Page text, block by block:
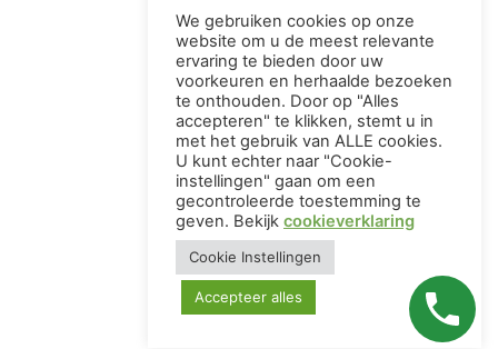
We gebruiken cookies op onze
website om u de meest relevante
ervaring te bieden door uw
voorkeuren en herhaalde bezoeken
te onthouden. Door op "Alles
accepteren" te klikken, stemt u in
met het gebruik van ALLE cookies.
U kunt echter naar "Cookie-
instellingen" gaan om een ​​
gecontroleerde toestemming te
geven. Bekijk cookieverklaring
Cookie Instellingen
Accepteer alles